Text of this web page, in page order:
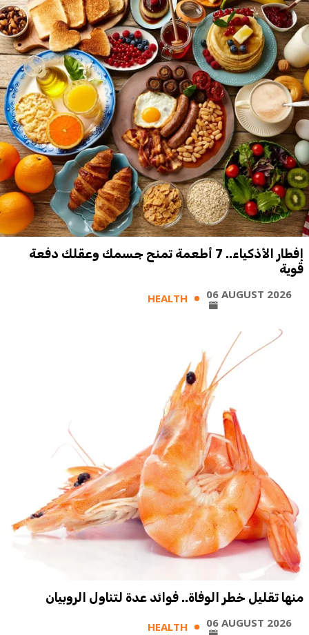
إفطار الأذكياء.. 7 أطعمة تمنح جسمك وعقلك دفعة
قوية
HEALTH 06 AUGUST 2026
منها تقليل خطر الوفاة.. فوائد عدة لتناول الروبيان
HEALTH 06 AUGUST 2026